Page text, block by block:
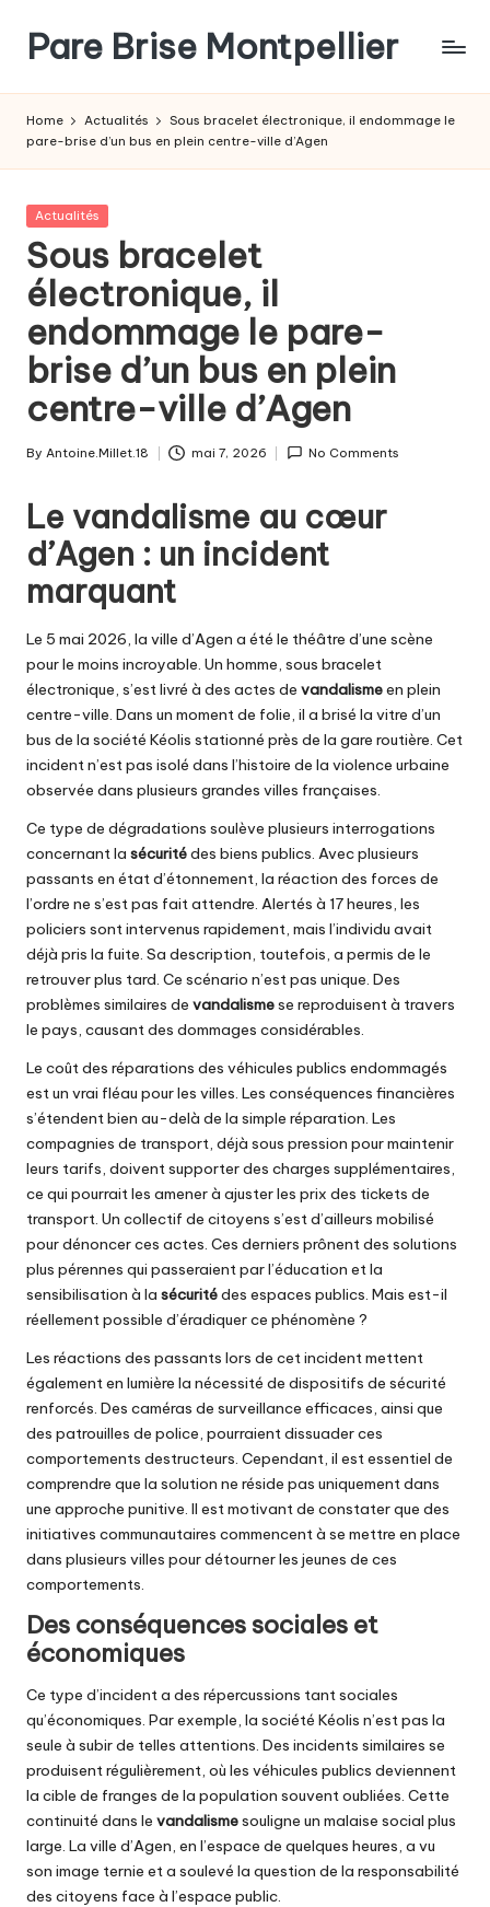
content
Pare Brise Montpellier
Home Actualités
Sous bracelet électronique, il endommage le
pare-brise d’un bus en plein centre-ville d’Agen
Posted
Actualités
Sous bracelet
électronique, il
endommage le pare-
brise d’un bus en plein
centre-ville d’Agen
Posted
By Antoine.Millet.18 mai 7, 2026 No Comments
Le vandalisme au cœur
d’Agen : un incident
marquant
Le 5 mai 2026, la ville d’Agen a été le théâtre d’une scène
pour le moins incroyable. Un homme, sous bracelet
électronique, s’est livré à des actes de vandalismeen plein
centre-ville. Dans un moment de folie, il a brisé la vitre d’un
bus de la société Kéolis stationné près de la gare routière. Cet
incident n’est pas isolé dans l’histoire de la violence urbaine
observée dans plusieurs grandes villes françaises.
Ce type de dégradations soulève plusieurs interrogations
concernant la sécuritédes biens publics. Avec plusieurs
passants en état d’étonnement, la réaction des forces de
l’ordre ne s’est pas fait attendre. Alertés à 17 heures, les
policiers sont intervenus rapidement, mais l’individu avait
déjà pris la fuite. Sa description, toutefois, a permis de le
retrouver plus tard. Ce scénario n’est pas unique. Des
problèmes similaires de vandalismese reproduisent à travers
le pays, causant des dommages considérables.
Le coût des réparations des véhicules publics endommagés
est un vrai fléau pour les villes. Les conséquences financières
s’étendent bien au-delà de la simple réparation. Les
compagnies de transport, déjà sous pression pour maintenir
leurs tarifs, doivent supporter des charges supplémentaires,
ce qui pourrait les amener à ajuster les prix des tickets de
transport. Un collectif de citoyens s’est d’ailleurs mobilisé
pour dénoncer ces actes. Ces derniers prônent des solutions
plus pérennes qui passeraient par l’éducation et la
sensibilisation à la sécuritédes espaces publics. Mais est-il
réellement possible d’éradiquer ce phénomène ?
Les réactions des passants lors de cet incident mettent
également en lumière la nécessité de dispositifs de sécurité
renforcés. Des caméras de surveillance efficaces, ainsi que
des patrouilles de police, pourraient dissuader ces
comportements destructeurs. Cependant, il est essentiel de
comprendre que la solution ne réside pas uniquement dans
une approche punitive. Il est motivant de constater que des
initiatives communautaires commencent à se mettre en place
dans plusieurs villes pour détourner les jeunes de ces
comportements.
Des conséquences sociales et
économiques
Ce type d’incident a des répercussions tant sociales
qu’économiques. Par exemple, la société Kéolis n’est pas la
seule à subir de telles attentions. Des incidents similaires se
produisent régulièrement, où les véhicules publics deviennent
la cible de franges de la population souvent oubliées. Cette
continuité dans le vandalismesouligne un malaise social plus
large. La ville d’Agen, en l’espace de quelques heures, a vu
son image ternie et a soulevé la question de la responsabilité
des citoyens face à l’espace public.